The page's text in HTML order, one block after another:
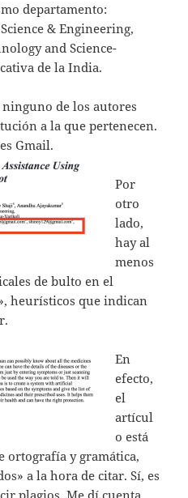
departamento:
& Engineering,
and Science-
de la India.
de los autores
a la que pertenecen.
Gmail.
Por
otro
lado,
hay al
menos
de bulto en el
heurísticos que indican
En
efecto,
el
artícul
o está
ortografía y gramática,
a la hora de citar. Sí, es